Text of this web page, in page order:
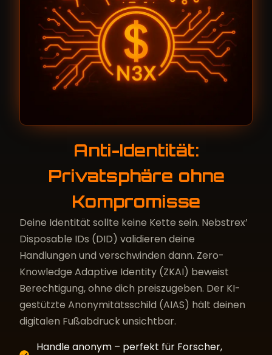
Anti-Identität:
Privatsphäre ohne
Kompromisse
Deine Identität sollte keine Kette sein. Nebstrex’
Disposable IDs (DID) validieren deine
Handlungen und verschwinden dann. Zero-
Knowledge Adaptive Identity (ZKAI) beweist
Berechtigung, ohne dich preiszugeben. Der KI-
gestützte Anonymitätsschild (AIAS) hält deinen
digitalen Fußabdruck unsichtbar.
Handle anonym – perfekt für Forscher,